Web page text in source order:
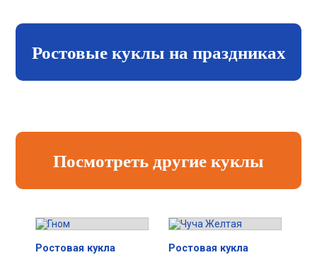
Ростовые куклы на праздниках
Посмотреть другие куклы
Ростовая кукла
Ростовая кукла